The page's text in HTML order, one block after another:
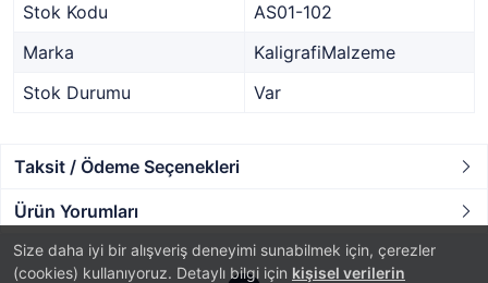
Size daha iyi bir alışveriş deneyimi sunabilmek için, çerezler
(cookies) kullanıyoruz. Detaylı bilgi için kişisel verilerin
Stok Kodu
AS01-102
Marka
KaligrafiMalzeme
Stok Durumu
Var
Taksit / Ödeme Seçenekleri
Ürün Yorumları